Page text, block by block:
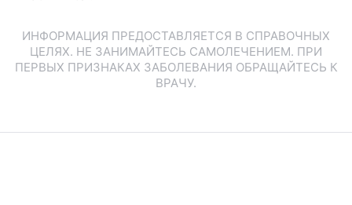
ИНФОРМАЦИЯ ПРЕДОСТАВЛЯЕТСЯ В СПРАВОЧНЫХ
ЦЕЛЯХ. НЕ ЗАНИМАЙТЕСЬ САМОЛЕЧЕНИЕМ. ПРИ
ПЕРВЫХ ПРИЗНАКАХ ЗАБОЛЕВАНИЯ ОБРАЩАЙТЕСЬ К
ВРАЧУ.